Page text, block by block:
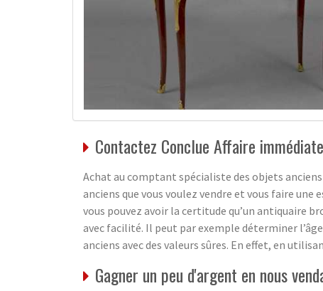
Contactez Conclue Affaire
Achat au comptant spécialiste des objets
anciens que vous voulez vendre et vous faire
vous pouvez avoir la certitude qu’un antiquaire
avec facilité. Il peut par exemple déterminer
anciens avec des valeurs sûres. En effet, en
Gagner un peu d'argent en nous